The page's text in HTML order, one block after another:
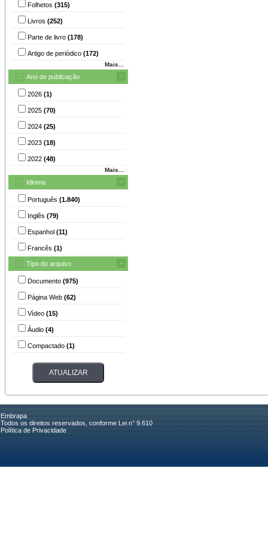
Folhetos (315)
Livros (252)
Parte de livro (178)
Artigo de periódico (172)
Mais...
Ano de publicação
2026 (1)
2025 (70)
2024 (25)
2023 (18)
2022 (48)
Mais...
Idioma
Português (1.840)
Inglês (79)
Espanhol (11)
Francês (1)
Tipo do arquivo
Documento (975)
Página Web (62)
Vídeo (15)
Áudio (4)
Compactado (1)
Embrapa
Todos os direitos reservados, conforme Lei n° 9.610
Política de Privacidade